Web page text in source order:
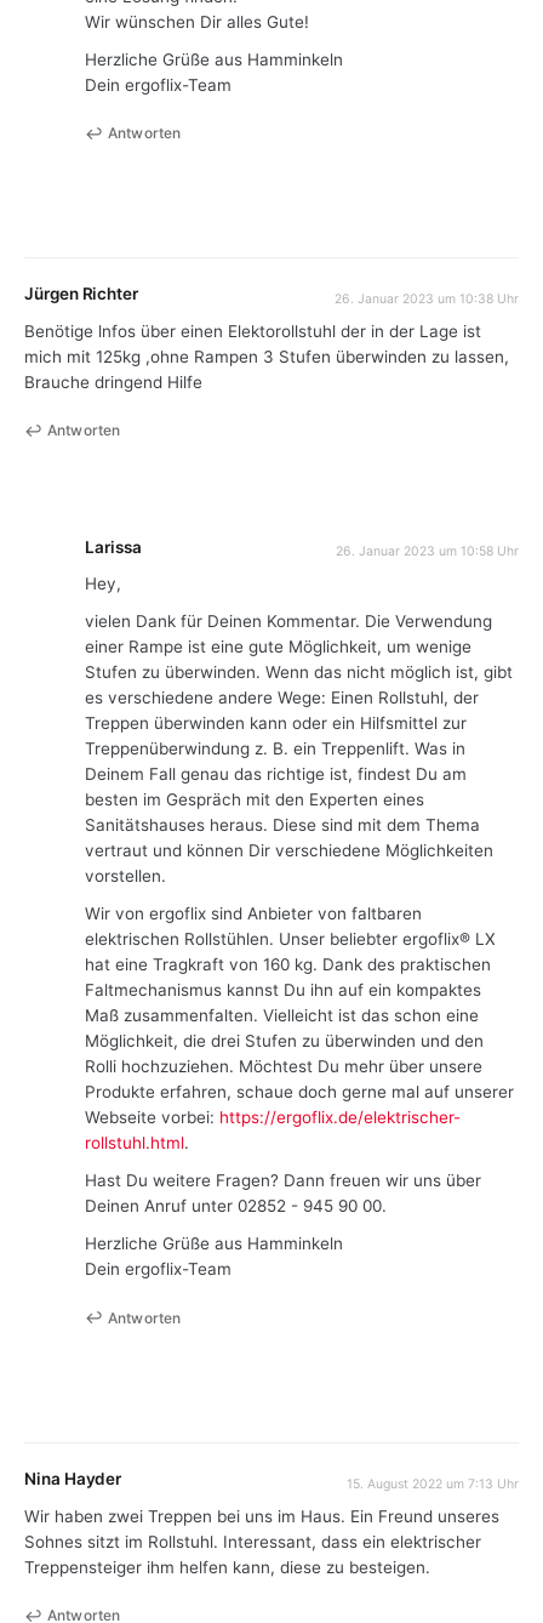
Wir wünschen Dir alles Gute!
Herzliche Grüße aus Hamminkeln
Dein ergoflix-Team
Antworten
Jürgen Richter 26. Januar 2023 um 10:38 Uhr
Benötige lnfos über einen Elektorollstuhl der in der Lage ist
mich mit 125kg ,ohne Rampen 3 Stufen überwinden zu lassen,
Brauche dringend Hilfe
Antworten
Larissa 26. Januar 2023 um 10:58 Uhr
Hey,
vielen Dank für Deinen Kommentar. Die Verwendung
einer Rampe ist eine gute Möglichkeit, um wenige
Stufen zu überwinden. Wenn das nicht möglich ist, gibt
es verschiedene andere Wege: Einen Rollstuhl, der
Treppen überwinden kann oder ein Hilfsmittel zur
Treppenüberwindung z. B. ein Treppenlift. Was in
Deinem Fall genau das richtige ist, findest Du am
besten im Gespräch mit den Experten eines
Sanitätshauses heraus. Diese sind mit dem Thema
vertraut und können Dir verschiedene Möglichkeiten
vorstellen.
Wir von ergoflix sind Anbieter von faltbaren
elektrischen Rollstühlen. Unser beliebter ergoflix® LX
hat eine Tragkraft von 160 kg. Dank des praktischen
Faltmechanismus kannst Du ihn auf ein kompaktes
Maß zusammenfalten. Vielleicht ist das schon eine
Möglichkeit, die drei Stufen zu überwinden und den
Rolli hochzuziehen. Möchtest Du mehr über unsere
Produkte erfahren, schaue doch gerne mal auf unserer
Webseite vorbei: https://ergoflix.de/elektrischer-
rollstuhl.html.
Hast Du weitere Fragen? Dann freuen wir uns über
Deinen Anruf unter 02852 - 945 90 00.
Herzliche Grüße aus Hamminkeln
Dein ergoflix-Team
Antworten
Nina Hayder 15. August 2022 um 7:13 Uhr
Wir haben zwei Treppen bei uns im Haus. Ein Freund unseres
Sohnes sitzt im Rollstuhl. Interessant, dass ein elektrischer
Treppensteiger ihm helfen kann, diese zu besteigen.
Antworten